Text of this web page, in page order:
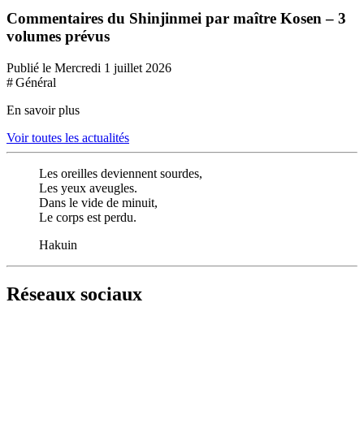
Commentaires du Shinjinmei par maître Kosen – 3
volumes prévus
Publié le Mercredi 1 juillet 2026
# Général
En savoir plus
Voir toutes les actualités
Les oreilles deviennent sourdes,
Les yeux aveugles.
Dans le vide de minuit,
Le corps est perdu.
Hakuin
Réseaux sociaux